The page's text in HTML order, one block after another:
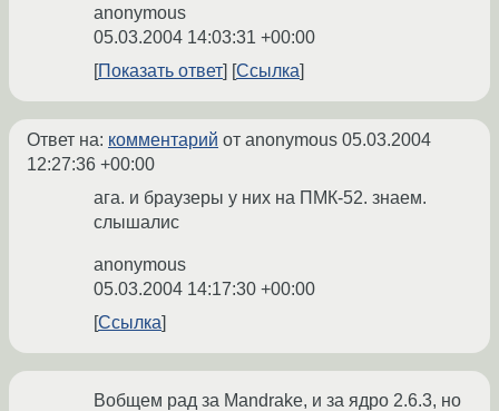
anonymous
05.03.2004 14:03:31 +00:00
Показать ответ
Ссылка
Ответ на: комментарий от anonymous 05.03.2004
12:27:36 +00:00
ага. и браузеры у них на ПМК-52. знаем.
слышалис
anonymous
05.03.2004 14:17:30 +00:00
Ссылка
Вобщем рад за Mandrake, и за ядро 2.6.3, но